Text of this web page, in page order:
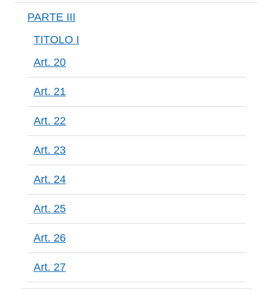
PARTE III
TITOLO I
Art. 20
Art. 21
Art. 22
Art. 23
Art. 24
Art. 25
Art. 26
Art. 27